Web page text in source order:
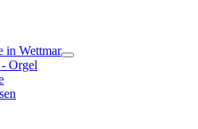
in Wettmar
Orgel